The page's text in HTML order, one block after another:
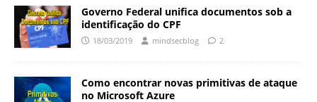
Governo Federal unifica documentos sob a
identificação do CPF
18/03/2019 mindsecblog 2
Como encontrar novas primitivas de ataque
no Microsoft Azure